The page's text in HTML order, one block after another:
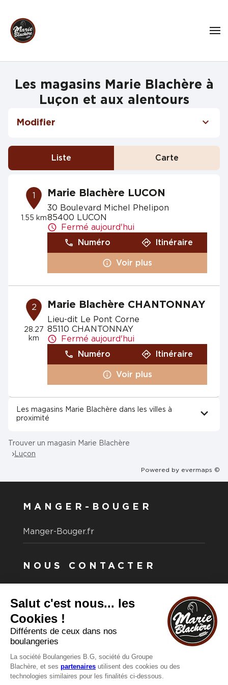
Les magasins Marie Blachère à
Luçon et aux alentours
Modifier
Liste Carte
1
1.55 km
Marie Blachère LUCON
30 Boulevard Michel Phelipon
85400 LUCON
Fermé aujourd'hui
Numéro
Itinéraire
Voir plus
2
28.27
km
Marie Blachère CHANTONNAY
Lieu-dit Le Pont Corne
85110 CHANTONNAY
Fermé aujourd'hui
Numéro
Itinéraire
Voir plus
Les magasins Marie Blachère dans les villes à
proximité
Trouver un magasin Marie Blachère
Luçon
Powered by evermaps ©
MANGER-BOUGER
Manger-Bouger.fr
NOUS CONTACTER
Vous souhaitez nous contacter ?
Consultez notre FAQ.
FAQ
Recrutement